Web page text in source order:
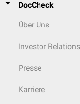
DocCheck
Über Uns
Investor Relations
Presse
Karriere